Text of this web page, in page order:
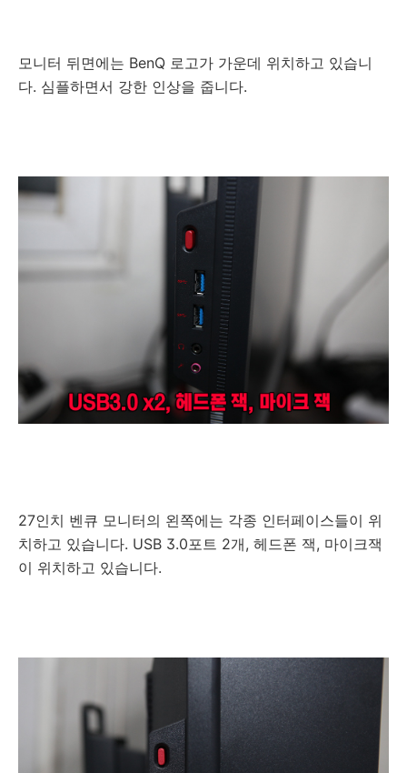
모니터 뒤면에는 BenQ 로고가 가운데 위치하고 있습니
다. 심플하면서 강한 인상을 줍니다.
27인치 벤큐 모니터의 왼쪽에는 각종 인터페이스들이 위
치하고 있습니다. USB 3.0포트 2개, 헤드폰 잭, 마이크잭
이 위치하고 있습니다.